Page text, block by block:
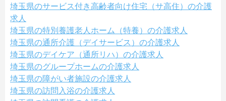
埼玉県のサービス付き高齢者向け住宅（サ高住）の介護
求人
埼玉県の特別養護老人ホーム（特養）の介護求人
埼玉県の通所介護（デイサービス）の介護求人
埼玉県のデイケア（通所リハ）の介護求人
埼玉県のグループホームの介護求人
埼玉県の障がい者施設の介護求人
埼玉県の訪問入浴の介護求人